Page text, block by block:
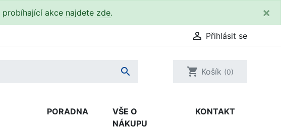
probíhající akce najdete zde. ×
 Přihlásit se
 shopping_cart Košík (0)
PORADNA
VŠE O
NÁKUPU
KONTAKT